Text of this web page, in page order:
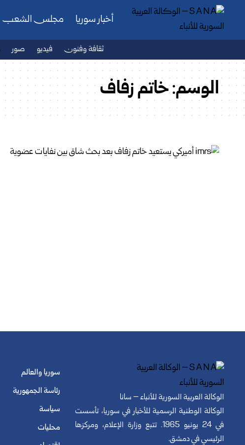
أخبار سوريا مجلس الشعب
ثقافة وفنون فيديو صور
الوسم:خاتم زفاف
الوكالة العربية السورية للأنباء – سانا
الوكالة الوطنية الرسمية للأخبار في سوريا، تأسست
في 24 يونيو 1965. تتبع وزارة الإعلام، ومركزها
الرئيسي في دمشق.
سوريا والعالم
رئاسة الجمهورية
سياسة
محليات